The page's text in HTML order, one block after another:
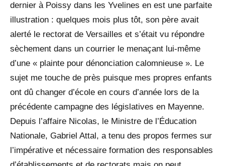
dernier à Poissy dans les Yvelines en est une parfaite
illustration : quelques mois plus tôt, son père avait
alerté le rectorat de Versailles et s’était vu répondre
sèchement dans un courrier le menaçant lui-même
d’une « plainte pour dénonciation calomnieuse ». Le
sujet me touche de près puisque mes propres enfants
ont dû changer d’école en cours d’année lors de la
précédente campagne des législatives en Mayenne.
Depuis l’affaire Nicolas, le Ministre de l’Éducation
Nationale, Gabriel Attal, a tenu des propos fermes sur
l’impérative et nécessaire formation des responsables